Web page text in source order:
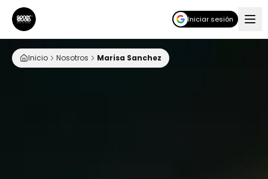
Iniciar sesión
Inicio Nosotros Marisa Sanchez